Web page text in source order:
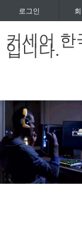
로그인
커세어 한
입니다.